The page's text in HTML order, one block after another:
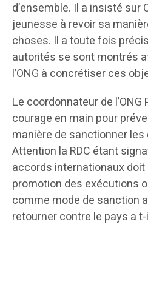
d’ensemble. Il a insisté sur
jeunesse à revoir sa
choses. Il a toute fois
autorités se sont montrés
l’ONG à concrétiser ces
Le coordonnateur de
courage en main pour
manière de sanctionner
Attention la RDC étant
accords internationaux
promotion des exécutions
comme mode de sanction
retourner contre le pays a